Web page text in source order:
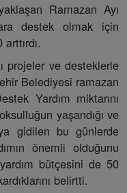
Ramazan Ayı
destek olmak için
projeler ve desteklerle
Belediyesi ramazan
Yardım miktarını
yaşandığı ve
gidilen bu günlerde
önemli olduğunu
bütçesini de 50
belirtti.